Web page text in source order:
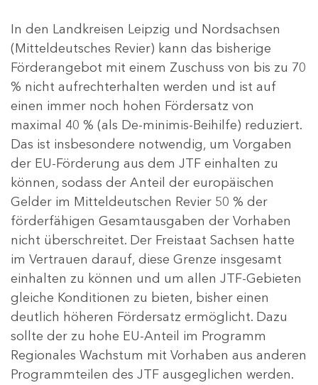
In den Landkreisen Leipzig und Nordsachsen
(Mitteldeutsches Revier) kann das bisherige
Förderangebot mit einem Zuschuss von bis zu 70
% nicht aufrechterhalten werden und ist auf
einen immer noch hohen Fördersatz von
maximal 40 % (als De-minimis-Beihilfe) reduziert.
Das ist insbesondere notwendig, um Vorgaben
der EU-Förderung aus dem JTF einhalten zu
können, sodass der Anteil der europäischen
Gelder im Mitteldeutschen Revier 50 % der
förderfähigen Gesamtausgaben der Vorhaben
nicht überschreitet. Der Freistaat Sachsen hatte
im Vertrauen darauf, diese Grenze insgesamt
einhalten zu können und um allen JTF-Gebieten
gleiche Konditionen zu bieten, bisher einen
deutlich höheren Fördersatz ermöglicht. Dazu
sollte der zu hohe EU-Anteil im Programm
Regionales Wachstum mit Vorhaben aus anderen
Programmteilen des JTF ausgeglichen werden.